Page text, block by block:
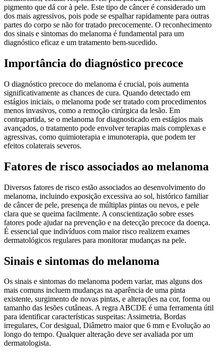
pigmento que dá cor à pele. Este tipo de câncer é considerado um
dos mais agressivos, pois pode se espalhar rapidamente para outras
partes do corpo se não for tratado precocemente. O reconhecimento
dos sinais e sintomas do melanoma é fundamental para um
diagnóstico eficaz e um tratamento bem-sucedido.
Importância do diagnóstico precoce
O diagnóstico precoce do melanoma é crucial, pois aumenta
significativamente as chances de cura. Quando detectado em
estágios iniciais, o melanoma pode ser tratado com procedimentos
menos invasivos, como a remoção cirúrgica da lesão. Em
contrapartida, se o melanoma for diagnosticado em estágios mais
avançados, o tratamento pode envolver terapias mais complexas e
agressivas, como quimioterapia e imunoterapia, que podem ter
efeitos colaterais severos.
Fatores de risco associados ao melanoma
Diversos fatores de risco estão associados ao desenvolvimento do
melanoma, incluindo exposição excessiva ao sol, histórico familiar
de câncer de pele, presença de múltiplas pintas ou nevos, e pele
clara que se queima facilmente. A conscientização sobre esses
fatores pode ajudar na prevenção e na detecção precoce da doença.
É essencial que indivíduos com maior risco realizem exames
dermatológicos regulares para monitorar mudanças na pele.
Sinais e sintomas do melanoma
Os sinais e sintomas do melanoma podem variar, mas alguns dos
mais comuns incluem mudanças na aparência de uma pinta
existente, surgimento de novas pintas, e alterações na cor, forma ou
tamanho das lesões cutâneas. A regra ABCDE é uma ferramenta útil
para identificar características suspeitas: Assimetria, Bordas
irregulares, Cor desigual, Diâmetro maior que 6 mm e Evolução ao
longo do tempo. Qualquer alteração deve ser avaliada por um
dermatologista.